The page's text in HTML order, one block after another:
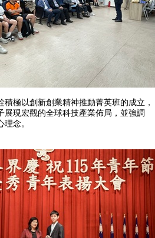
積極以創新創業精神推動菁英班的成立，
展現宏觀的全球科技產業佈局，並強調
理念。